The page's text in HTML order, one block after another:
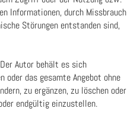
Informationen, durch Missbrauch
Störungen entstanden sind,
Autor behält es sich
oder das gesamte Angebot ohne
zu ergänzen, zu löschen oder
endgültig einzustellen.